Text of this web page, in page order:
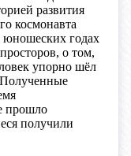
развития
космонавта
юношеских годах
о том,
упорно шёл
Полученные
прошло
получили